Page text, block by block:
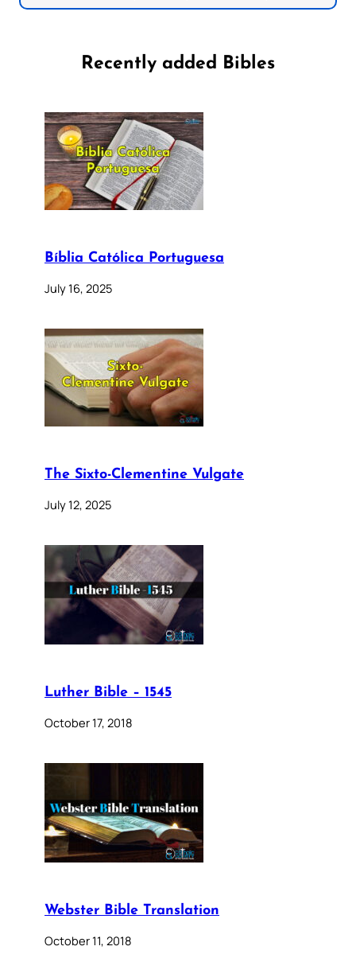
Recently added Bibles
Bíblia Católica Portuguesa
July 16, 2025
The Sixto-Clementine Vulgate
July 12, 2025
Luther Bible – 1545
October 17, 2018
Webster Bible Translation
October 11, 2018